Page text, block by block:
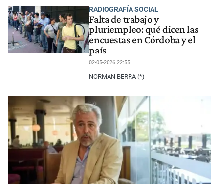
RADIOGRAFÍA SOCIAL
Falta de trabajo y
pluriempleo: qué dicen las
encuestas en Córdoba y el
país
02-05-2026 22:55
NORMAN BERRA (*)